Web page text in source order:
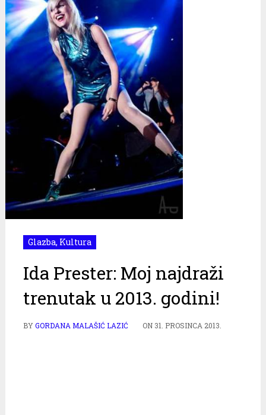
Glazba, Kultura
Ida Prester: Moj najdraži
trenutak u 2013. godini!
BYGORDANA MALAŠIĆ LAZIĆ ON 31. PROSINCA 2013.